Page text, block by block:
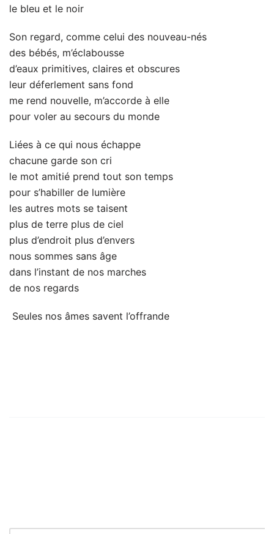
le bleu et le noir
Son regard, comme celui des nouveau-nés
des bébés, m’éclabousse
d’eaux primitives, claires et obscures
leur déferlement sans fond
me rend nouvelle, m’accorde à elle
pour voler au secours du monde
Liées à ce qui nous échappe
chacune garde son cri
le mot amitié prend tout son temps
pour s’habiller de lumière
les autres mots se taisent
plus de terre plus de ciel
plus d’endroit plus d’envers
nous sommes sans âge
dans l’instant de nos marches
de nos regards
Seules nos âmes savent l’offrande